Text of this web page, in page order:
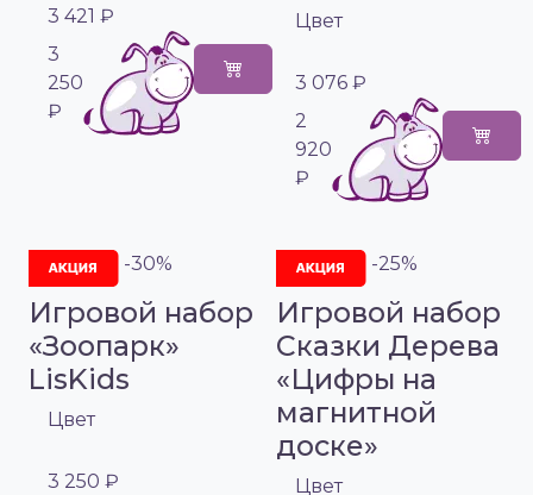
3 421 ₽
3
250
₽
Цвет
3 076 ₽
2
920
₽
-30%
Игровой набор
«Зоопарк»
LisKids
Цвет
3 250 ₽
-25%
Игровой набор
Сказки Дерева
«Цифры на
магнитной
доске»
Цвет